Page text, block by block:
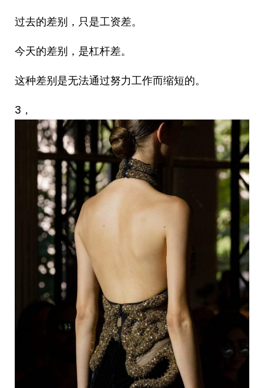
过去的差别，只是工资差。
今天的差别，是杠杆差。
这种差别是无法通过努力工作而缩短的。
3，